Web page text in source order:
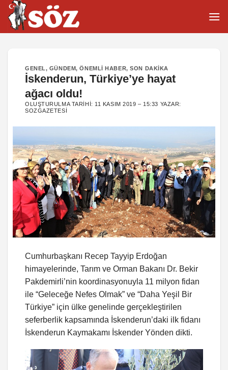
İçeriğe
atla
GENEL, GÜNDEM,ÖNEMLI HABER,SON DAKIKA
İskenderun, Türkiye’ye hayat
ağacı oldu!
OLUŞTURULMA TARIHI: 11 KASIM 2019 – 15:33 YAZAR:
SOZGAZETESI
Cumhurbaşkanı Recep Tayyip Erdoğan
himayelerinde, Tarım ve Orman Bakanı Dr. Bekir
Pakdemirli’nin koordinasyonuyla 11 milyon fidan
ile “Geleceğe Nefes Olmak” ve “Daha Yeşil Bir
Türkiye” için ülke genelinde gerçekleştirilen
seferberlik kapsamında İskenderun’daki ilk fidanı
İskenderun Kaymakamı İskender Yönden dikti.